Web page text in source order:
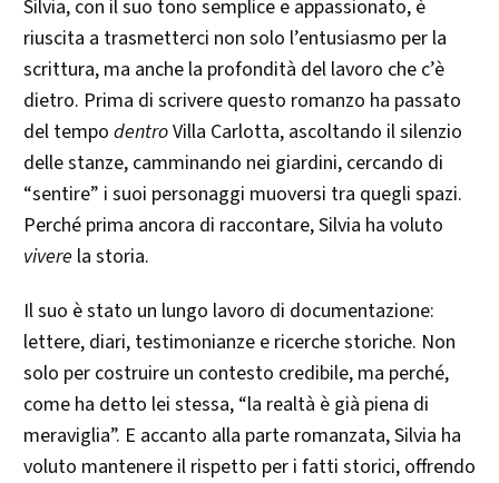
Silvia, con il suo tono semplice e appassionato, è
riuscita a trasmetterci non solo l’entusiasmo per la
scrittura, ma anche la profondità del lavoro che c’è
dietro. Prima di scrivere questo romanzo ha passato
del tempo dentroVilla Carlotta, ascoltando il silenzio
delle stanze, camminando nei giardini, cercando di
“sentire” i suoi personaggi muoversi tra quegli spazi.
Perché prima ancora di raccontare, Silvia ha voluto
vivere la storia.
Il suo è stato un lungo lavoro di documentazione:
lettere, diari, testimonianze e ricerche storiche. Non
solo per costruire un contesto credibile, ma perché,
come ha detto lei stessa, “la realtà è già piena di
meraviglia”. E accanto alla parte romanzata, Silvia ha
voluto mantenere il rispetto per i fatti storici, offrendo